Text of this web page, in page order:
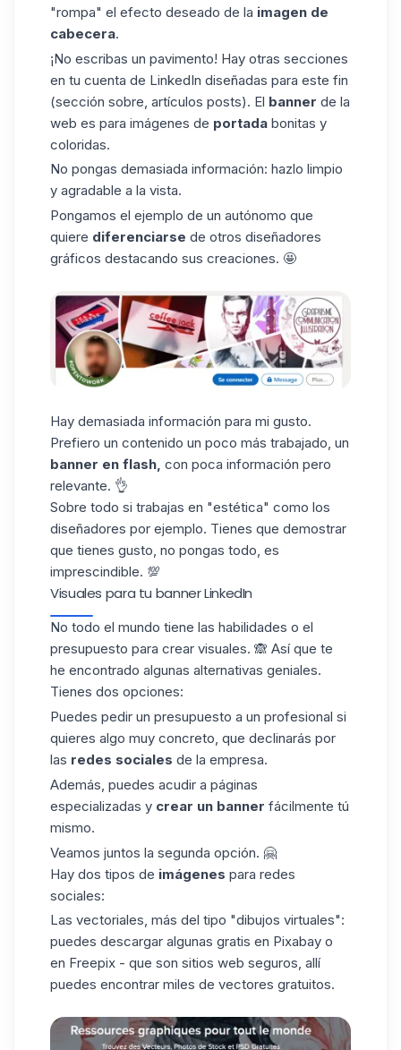
"rompa" el efecto deseado de la imagen de
cabecera.
¡No escribas un pavimento! Hay otras secciones
en tu cuenta de LinkedIn diseñadas para este fin
(sección sobre, artículos posts). El banner de la
web es para imágenes de portada bonitas y
coloridas.
No pongas demasiada información: hazlo limpio
y agradable a la vista.
Pongamos el ejemplo de un autónomo que
quiere diferenciarse de otros diseñadores
gráficos destacando sus creaciones. 🤩
Hay demasiada información para mi gusto.
Prefiero un contenido un poco más trabajado, un
banner en flash, con poca información pero
relevante. 👌
Sobre todo si trabajas en "estética" como los
diseñadores por ejemplo. Tienes que demostrar
que tienes gusto, no pongas todo, es
imprescindible. 💯
Visuales para tu banner LinkedIn
No todo el mundo tiene las habilidades o el
presupuesto para crear visuales. 🙈 Así que te
he encontrado algunas alternativas geniales.
Tienes dos opciones:
Puedes pedir un presupuesto a un profesional si
quieres algo muy concreto, que declinarás por
las redes sociales de la empresa.
Además, puedes acudir a páginas
especializadas y crear un banner fácilmente tú
mismo.
Veamos juntos la segunda opción. 🤗
Hay dos tipos de imágenes para redes
sociales:
Las vectoriales, más del tipo "dibujos virtuales":
puedes descargar algunas gratis en Pixabay o
en Freepix - que son sitios web seguros, allí
puedes encontrar miles de vectores gratuitos.